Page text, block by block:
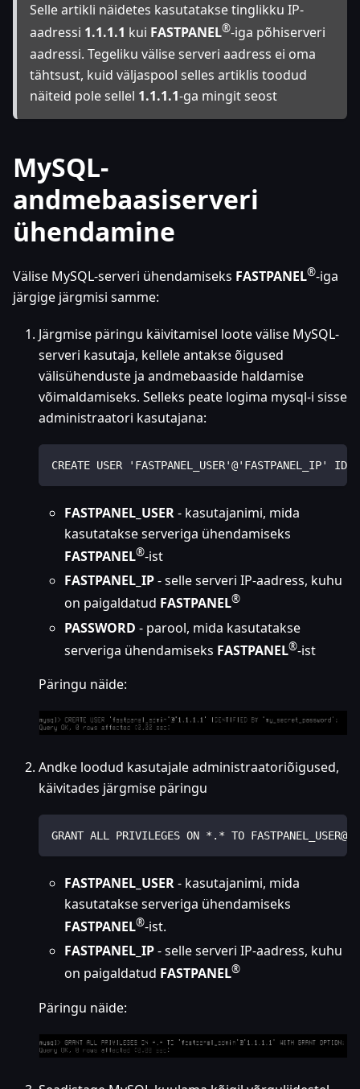
Selle artikli näidetes kasutatakse tinglikku IP-
aadressi 1.1.1.1 kui FASTPANEL®-iga põhiserveri
aadressi. Tegeliku välise serveri aadress ei oma
tähtsust, kuid väljaspool selles artiklis toodud
näiteid pole sellel 1.1.1.1-ga mingit seost
MySQL-
andmebaasiserveri
ühendamine
Välise MySQL-serveri ühendamiseks FASTPANEL®-iga
järgige järgmisi samme:
Järgmise päringu käivitamisel loote välise MySQL-
serveri kasutaja, kellele antakse õigused
välisühenduste ja andmebaaside haldamise
võimaldamiseks. Selleks peate logima mysql-i sisse
administraatori kasutajana:
CREATE USER 'FASTPANEL_USER'@'FASTPANEL_IP'
FASTPANEL_USER- kasutajanimi, mida
kasutatakse serveriga ühendamiseks
FASTPANEL®-ist
FASTPANEL_IP- selle serveri IP-aadress, kuhu
on paigaldatud FASTPANEL®
PASSWORD - parool, mida kasutatakse
serveriga ühendamiseks FASTPANEL®-ist
Päringu näide:
Andke loodud kasutajale administraatoriõigused,
käivitades järgmise päringu
GRANT ALL PRIVILEGES ON *.* TO
FASTPANEL_USER- kasutajanimi, mida
kasutatakse serveriga ühendamiseks
FASTPANEL®-ist.
FASTPANEL_IP- selle serveri IP-aadress, kuhu
on paigaldatud FASTPANEL®
Päringu näide: